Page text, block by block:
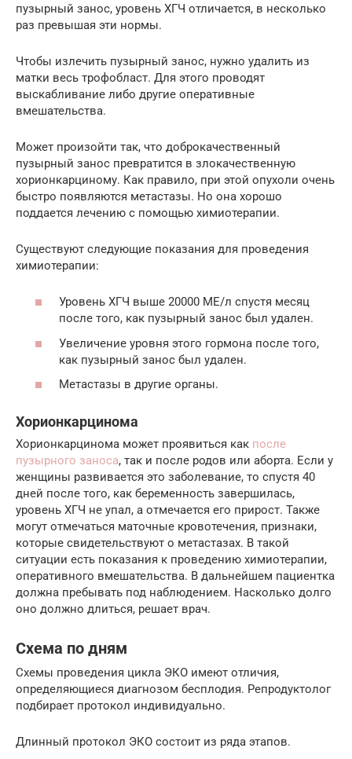
пузырный занос, уровень ХГЧ отличается, в несколько
раз превышая эти нормы.
Чтобы излечить пузырный занос, нужно удалить из
матки весь трофобласт. Для этого проводят
выскабливание либо другие оперативные
вмешательства.
Может произойти так, что доброкачественный
пузырный занос превратится в злокачественную
хорионкарциному. Как правило, при этой опухоли очень
быстро появляются метастазы. Но она хорошо
поддается лечению с помощью химиотерапии.
Существуют следующие показания для проведения
химиотерапии:
Уровень ХГЧ выше 20000 МЕ/л спустя месяц
после того, как пузырный занос был удален.
Увеличение уровня этого гормона после того,
как пузырный занос был удален.
Метастазы в другие органы.
Хорионкарцинома
Хорионкарцинома может проявиться как после
пузырного заноса, так и после родов или аборта. Если у
женщины развивается это заболевание, то спустя 40
дней после того, как беременность завершилась,
уровень ХГЧ не упал, а отмечается его прирост. Также
могут отмечаться маточные кровотечения, признаки,
которые свидетельствуют о метастазах. В такой
ситуации есть показания к проведению химиотерапии,
оперативного вмешательства. В дальнейшем пациентка
должна пребывать под наблюдением. Насколько долго
оно должно длиться, решает врач.
Схема по дням
Схемы проведения цикла ЭКО имеют отличия,
определяющиеся диагнозом бесплодия. Репродуктолог
подбирает протокол индивидуально.
Длинный протокол ЭКО состоит из ряда этапов.